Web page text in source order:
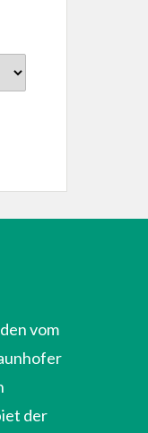
vom
der